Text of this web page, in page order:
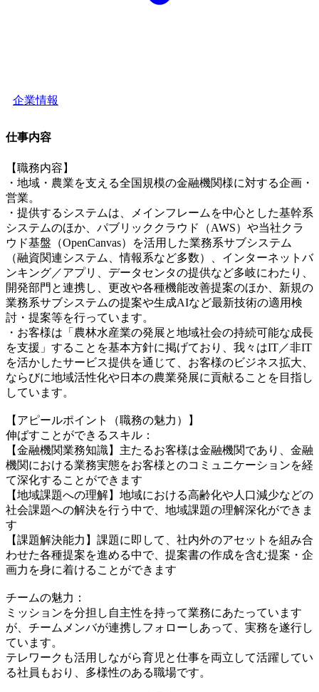
企業情報
仕事内容
【職務内容】
・地域・農業を支える全国規模の金融機関様に対する企画・
営業。
・提供するシステムは、メインフレームを中心とした基幹系
システムのほか、パブリッククラウド（AWS）や当社クラ
ウド基盤（OpenCanvas）を活用した業務系サブシステム
（融資関連システム、情報系など多数）、インターネットバ
ンキング／アプリ、データセンタの提供など多岐にわたり、
開発部門と連携し、更改や各種機能改善提案のほか、新規の
業務系サブシステムの提案や生成AIなど最新技術の適用検
討・提案等を行っています。
・お客様は「農林水産業の発展と地域社会の持続可能な成長
を支援」することを基本方針に掲げており、我々はIT／非IT
を活かしたサービス提供を通じて、お客様のビジネス拡大、
ならびに地域活性化や日本の農業発展に貢献ることを目指し
しています。
【アピールポイント（職務の魅力）】
伸ばすことができるスキル：
【金融機関業務知識】主たるお客様は金融機関であり、金融
機関における業務実態をお客様とのコミュニケーションを経
て深化することができます
【地域課題への理解】地域における高齢化や人口減少などの
社会課題への解決を行う中で、地域課題の理解深化ができま
す
【課題解決能力】課題に即して、社内外のアセットを組み合
わせた各種提案を進める中で、提案書の作成を含む提案・企
画力を身に着けることができます
チームの魅力：
ミッションを分担し自主性を持って業務にあたっています
が、チームメンバが連携しフォローしあって、実務を遂行し
ています。
テレワークも活用しながら育児と仕事を両立して活躍してい
る社員もおり、多様性のある職場です。